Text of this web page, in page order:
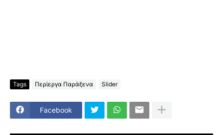
Tags Περίεργα Παράξενα Slider
Facebook